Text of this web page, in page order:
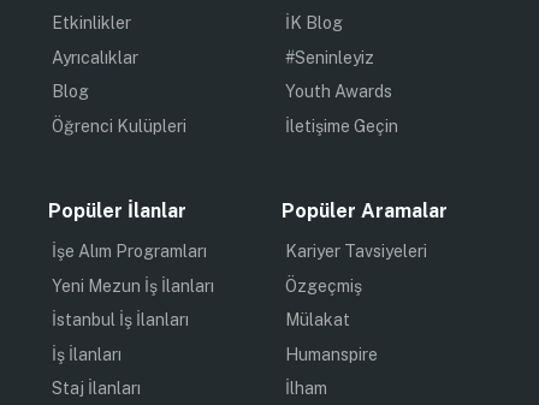
Etkinlikler
Ayrıcalıklar
Blog
Öğrenci Kulüpleri
İK Blog
#Seninleyiz
Youth Awards
İletişime Geçin
Popüler İlanlar
İşe Alım Programları
Yeni Mezun İş İlanları
İstanbul İş İlanları
İş İlanları
Staj İlanları
Popüler Aramalar
Kariyer Tavsiyeleri
Özgeçmiş
Mülakat
Humanspire
İlham